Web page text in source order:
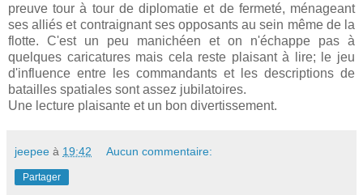
preuve tour à tour de diplomatie et de fermeté, ménageant
ses alliés et contraignant ses opposants au sein même de la
flotte. C'est un peu manichéen et on n'échappe pas à
quelques caricatures mais cela reste plaisant à lire; le jeu
d'influence entre les commandants et les descriptions de
batailles spatiales sont assez jubilatoires.
Une lecture plaisante et un bon divertissement.
jeepee à 19:42 Aucun commentaire:
Partager